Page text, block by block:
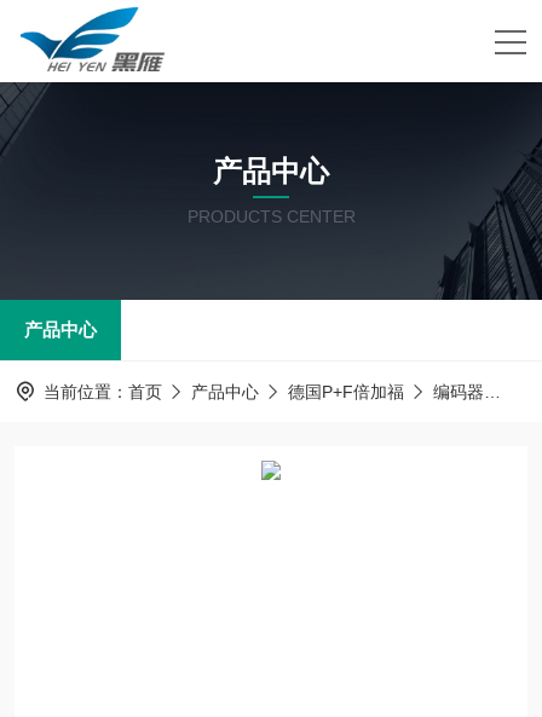
产品中心
PRODUCTS CENTER
产品中心
当前位置： 首页 产品中心 德国P+F倍加福 编码器